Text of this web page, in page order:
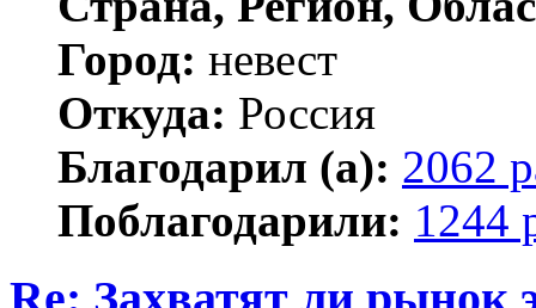
Город: невест
Откуда: Россия
Благодарил (а): 2062
Поблагодарили: 1244